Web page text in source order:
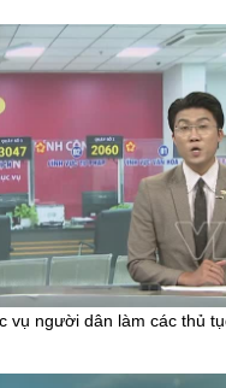
vụ người dân làm các thủ